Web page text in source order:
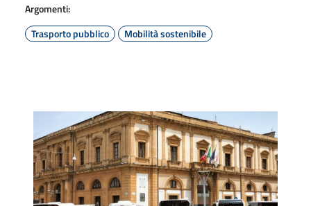
Argomenti:
Trasporto pubblico
Mobilità sostenibile